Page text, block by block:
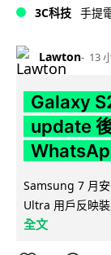
3C科技 手提
Lawton 13
Galaxy
update
Samsung 7 月
Ultra 用戶反映
全文